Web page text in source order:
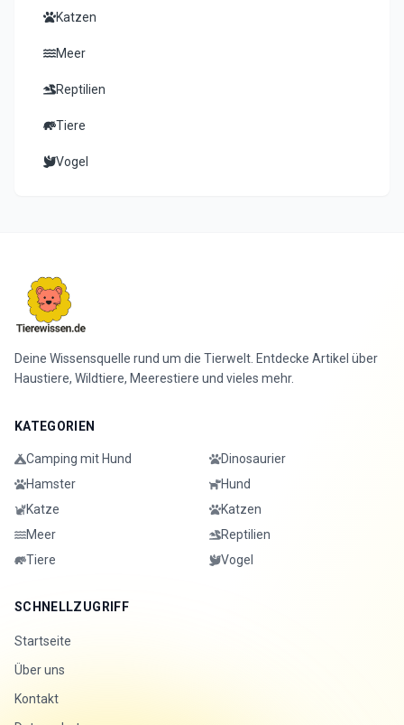
Katzen
Meer
Reptilien
Tiere
Vogel
Deine Wissensquelle rund um die Tierwelt. Entdecke Artikel über
Haustiere, Wildtiere, Meerestiere und vieles mehr.
KATEGORIEN
Camping mit Hund
Dinosaurier
Hamster
Hund
Katze
Katzen
Meer
Reptilien
Tiere
Vogel
SCHNELLZUGRIFF
Startseite
Über uns
Kontakt